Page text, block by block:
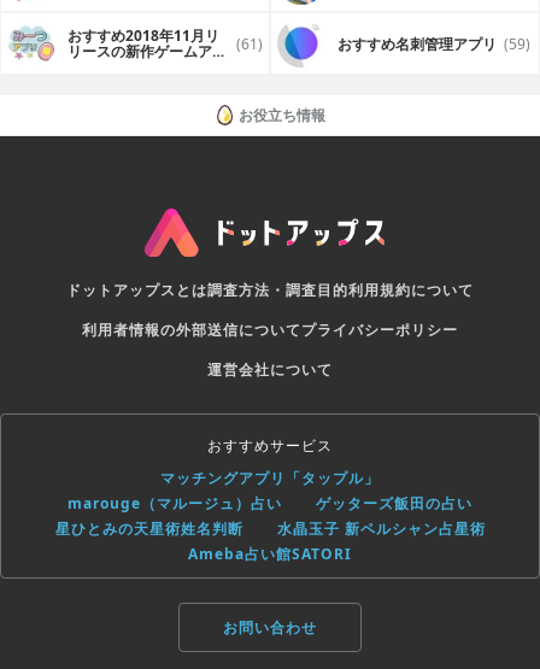
おすすめ2018年11月リ
リースの新作ゲームアプ (61) おすすめ名刺管理アプリ (59)
お役立ち情報
ドットアップスとは調査方法・調査目的利用規約について
利用者情報の外部送信についてプライバシーポリシー
運営会社について
おすすめサービス
マッチングアプリ「タップル」
marouge（マルージュ）占い
ゲッターズ飯田の占い
星ひとみの天星術姓名判断
水晶玉子 新ペルシャン占星術
Ameba占い館SATORI
お問い合わせ